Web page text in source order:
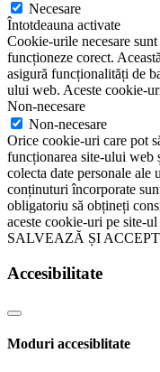
Necesare
Întotdeauna activate
Cookie-urile necesare
funcționeze corect.
asigură funcționalități de
ului web. Aceste cookie-
Non-necesare
Non-necesare
Orice cookie-uri care pot
funcționarea site-ului web
colecta date personale
conținuturi încorporate
obligatoriu să obțineți
aceste cookie-uri pe site-
SALVEAZĂ ȘI
Accesibilitate
Moduri accesiblitate